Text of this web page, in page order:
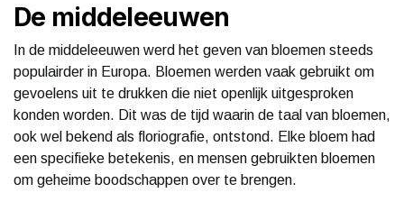
De middeleeuwen
In de middeleeuwen werd het geven van bloemen steeds
populairder in Europa. Bloemen werden vaak gebruikt om
gevoelens uit te drukken die niet openlijk uitgesproken
konden worden. Dit was de tijd waarin de taal van bloemen,
ook wel bekend als floriografie, ontstond. Elke bloem had
een specifieke betekenis, en mensen gebruikten bloemen
om geheime boodschappen over te brengen.